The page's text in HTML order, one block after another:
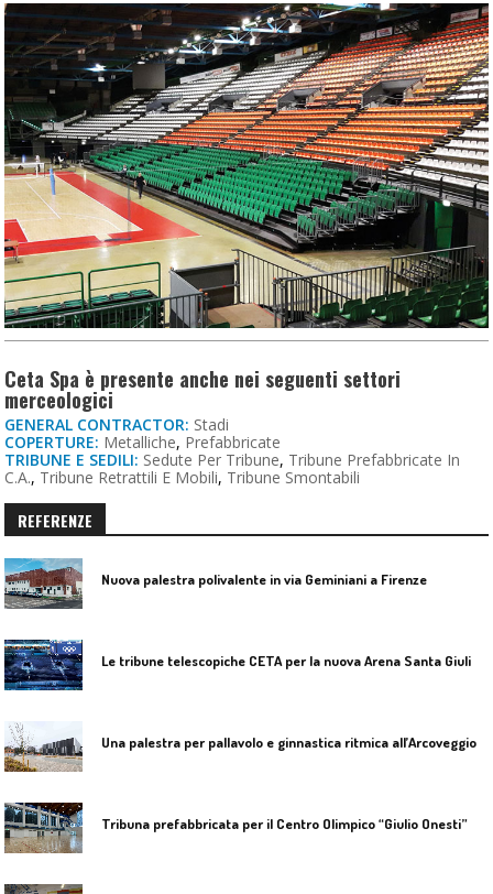
Ceta Spa è presente anche nei seguenti settori
merceologici
GENERAL CONTRACTOR: Stadi
COPERTURE: Metalliche, Prefabbricate
TRIBUNE E SEDILI: Sedute Per Tribune, Tribune Prefabbricate In
C.a., Tribune Retrattili E Mobili, Tribune Smontabili
REFERENZE
Nuova palestra polivalente in via Geminiani a Firenze
Tribuna prefabbricata per il Centro Olimpico “Giulio Onesti”